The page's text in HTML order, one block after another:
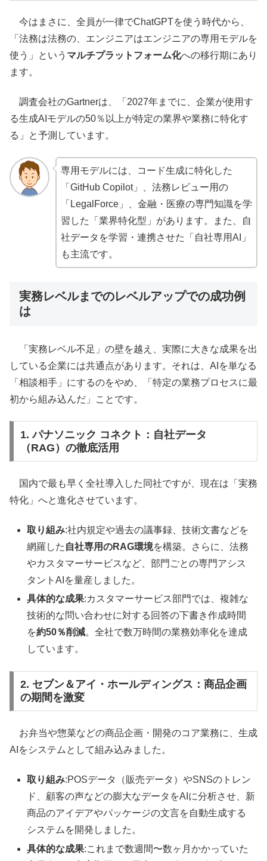
今はまさに、全員が一律でChatGPTを使う時代から、
「法務は法務の、エンジニアはエンジニアの専用モデルを
使う」という マルチプラットフォーム化への移行期にあり
ます。
調査会社のGartnerは、「2027年までに、企業が使用す
る生成AIモデルの50％以上が特定の業界や業務に特化す
る」と予測しています。
専用モデルには、コード生成に特化した
「GitHub Copilot」、法務レビュー用の
「LegalForce」、金融・医療の専門知識を学
習した「業界特化型」があります。また、自
社データを学習・連携させた「自社専用AI」
も主流です。
実務レベルまでのレベルアップでの成功例
は
「実務レベル不足」の壁を越え、実際に大きな成果を出
している企業には共通点があります。それは、AIを単なる
「相談相手」にするのをやめ、「特定の業務プロセスに最
初から組み込んだ」ことです。
1. パナソニック コネクト：自社データ
（RAG）の徹底活用
国内で最も早く全社導入した同社ですが、現在は「実務
特化」へと進化させています。
取り組み:社内規定や過去の議事録、技術文書などを
網羅した 自社専用のRAG環境を構築。さらに、法務
やカスタマーサービスなど、部門ごとの専門アシス
タントAIを量産しました。
具体的な成果:カスタマーサービス部門では、複雑な
技術的な問い合わせに対する回答の下書き作成時間
を約50％削減。全社で数万時間の業務効率化を達成
しています。
2. セブン＆アイ・ホールディングス：商品企画
の期間を激変
お弁当や惣菜などの商品企画・開発のコア業務に、生成
AIをシステムとして組み込みました。
取り組み:POSデータ（販売データ）やSNSのトレン
ド、顧客の声などの膨大なデータをAIに分析させ、新
商品のアイデアやパッケージの文言を自動生成する
システムを開発しました。
具体的な成果:これまで数週間〜数ヶ月かかっていた